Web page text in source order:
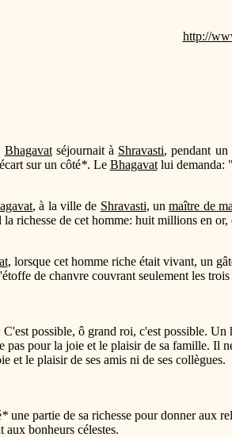
http://
Bhagavatséjournait à Shravasti, pendant
sur un côté*. Le Bhagavatlui demanda:
, à la ville de Shravasti, unmaître de
richesse de cet homme: huit millions en
, lorsque cet homme riche était vivant, un
de chanvre couvrant seulement les
possible, ô grand roi, c'est possible. Un
pas pour la joie et le plaisir de sa famille. Il
et le plaisir de ses amis ni de ses collègues.
*une partie de sa richesse pour donner aux
aux bonheurs célestes.